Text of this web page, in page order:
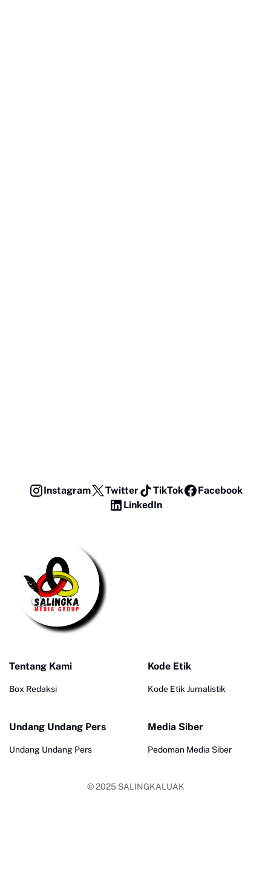
Instagram Twitter TikTok
Facebook
LinkedIn
Tentang Kami
Box Redaksi
Kode Etik
Kode Etik Jurnalistik
Undang Undang Pers
Undang Undang Pers
Media Siber
Pedoman Media Siber
© 2025 SALINGKALUAK